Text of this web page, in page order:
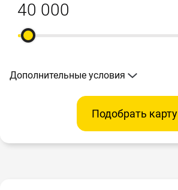
Дополнительные условия
Подобрать карту